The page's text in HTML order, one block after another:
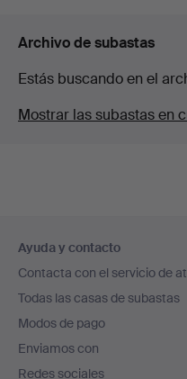
Archivo de subastas
Estás buscando en el
Mostrar las subastas en
en
el
pie
de
página
Ayuda y contacto
Contacta con el servicio de
Todas las casas de subastas
Modos de pago
Enviamos con
Redes sociales